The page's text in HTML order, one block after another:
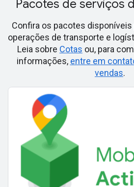
Pacotes de serviços
Confira os pacotes
operações de transporte e
Leia sobre Cotas ou, para
informações, entre em
vendas.